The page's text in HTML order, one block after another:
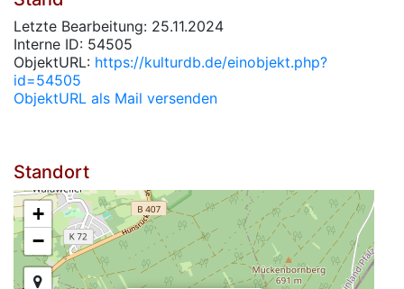
Letzte Bearbeitung: 25.11.2024
Interne ID: 54505
ObjektURL: https://kulturdb.de/einobjekt.php?
id=54505
ObjektURL als Mail versenden
Standort
+
−